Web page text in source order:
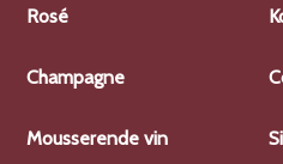
Rosé
Champagne
Mousserende vin